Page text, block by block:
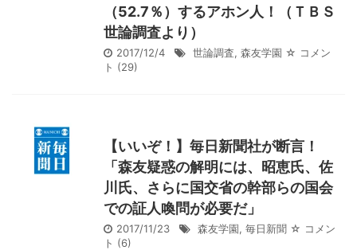
（52.7％）するアホン人！（ＴＢＳ
世論調査より）
2017/12/4 世論調査, 森友学園 ☆ コメン
ト (29)
【いいぞ！】毎日新聞社が断言！
「森友疑惑の解明には、昭恵氏、佐
川氏、さらに国交省の幹部らの国会
での証人喚問が必要だ」
2017/11/23 森友学園, 毎日新聞 ☆ コメン
ト (6)